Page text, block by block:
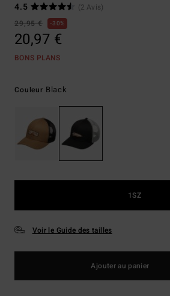
4.5
(2 Avis)
29,95 €
30%
20,97 €
BONS PLANS
Couleur Black
1SZ
Voir le Guide des tailles
Ajouter au panier